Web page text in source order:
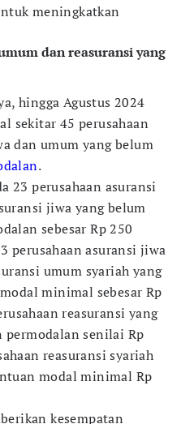
meningkatkan
dan reasuransi yang
hingga Agustus 2024
sekitar 45 perusahaan
dan umum yang belum
.
23 perusahaan asuransi
jiwa yang belum
sebesar Rp 250
perusahaan asuransi jiwa
umum syariah yang
minimal sebesar Rp
reasuransi yang
senilai Rp
reasuransi syariah
modal minimal Rp
kesempatan